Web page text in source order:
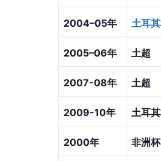
2004–05年 土耳
2005–06年 土超
2007-08年 土超
2009-10年 土耳
2000年 非洲杯